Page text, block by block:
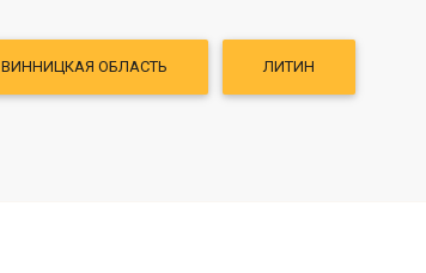
ВИННИЦКАЯ ОБЛАСТЬ ЛИТИН